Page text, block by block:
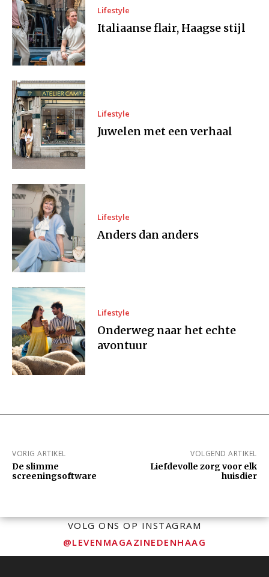
Lifestyle
Italiaanse flair, Haagse stijl
Lifestyle
Juwelen met een verhaal
Lifestyle
Anders dan anders
Lifestyle
Onderweg naar het echte
avontuur
VORIG ARTIKEL
De slimme
screeningsoftware
VOLGEND ARTIKEL
Liefdevolle zorg voor elk
huisdier
VOLG ONS OP INSTAGRAM
@LEVENMAGAZINEDENHAAG